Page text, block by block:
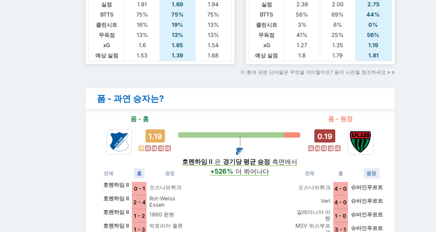
실점
1.81 1.69
1.94
BTTS
75% 75%
75%
클린시트
16% 19%
13%
무득점
13% 13%
13%
xG
1.6 1.65
1.54
예상 실점
1.53 1.39 1.68
실점
2.38 2.00
2.75
BTTS
56% 69%
44%
클린시트
3% 6%
0%
무득점
41% 25%
56%
xG
1.27 1.35
1.19
예상 실점
1.8 1.79 1.81
이 통계 관련 단어들은 무엇을 의미할까요? 용어 사전을 참조하세요
폼 - 과연 승자는?
폼 - 홈 폼 - 원정
1.19
무패 패 패 패
전체 홈 원정
호펜하임 II
0 - 1
오스나브뤼크
호펜하임 II
2 - 4
Rot-Weiss
Essen
호펜하임 II
1 - 2
1860 뮌헨
호펜하임 II
1 - 3
빅토리아 퀼른
호펜하임 II 은 경기당 평균 승점 측면에서
+526% 더 뛰어나다
0.19
패 패 패 패 패
전체 홈 원정
오스나브뤼크 4 - 0
슈바인푸르트
Verl
4 - 0
슈바인푸르트
알레마니아 아
헨
1 - 0
슈바인푸르트
MSV 뒤스부르
3 - 1
슈바인푸르트